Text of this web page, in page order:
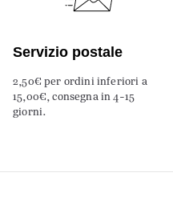
Servizio postale
2,50€ per ordini inferiori a
15,00€, consegna in 4-15
giorni.